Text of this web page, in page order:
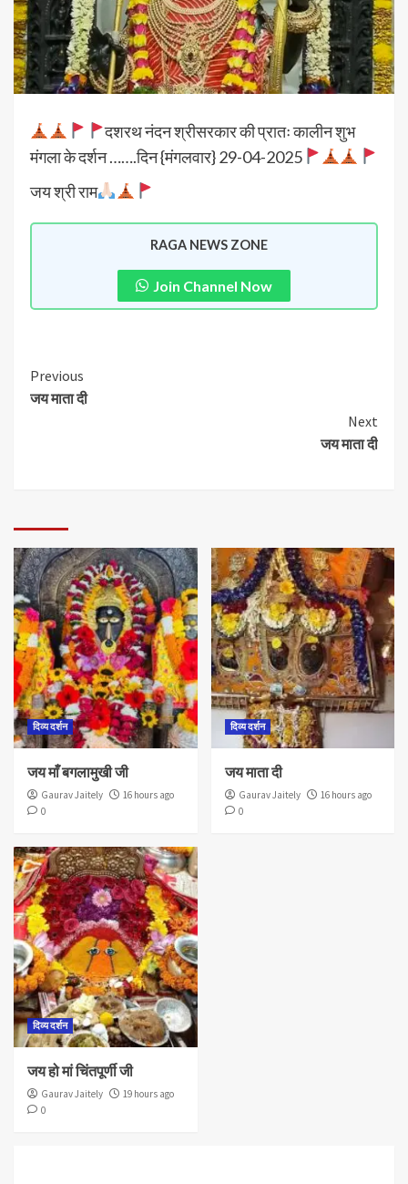
दशरथ नंदन श्रीसरकार की प्रातः कालीन शुभ
मंगला के दर्शन …….दिन {मंगलवार} 29-04-2025
जय श्री राम
RAGA NEWS ZONE
Join Channel Now
Previous
जय माता दी
Next
जय माता दी
दिव्य दर्शन
जय माँ बगलामुखी जी
Gaurav Jaitely
16 hours ago
0
दिव्य दर्शन
जय माता दी
Gaurav Jaitely
16 hours ago
0
दिव्य दर्शन
जय हो मां चिंतपूर्णी जी
Gaurav Jaitely
19 hours ago
0